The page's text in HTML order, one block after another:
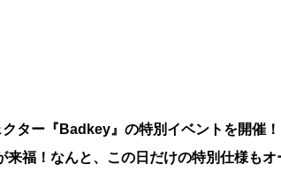
ター『Badkey』の特別イベントを開催！
福！なんと、この日だけの特別仕様もオ